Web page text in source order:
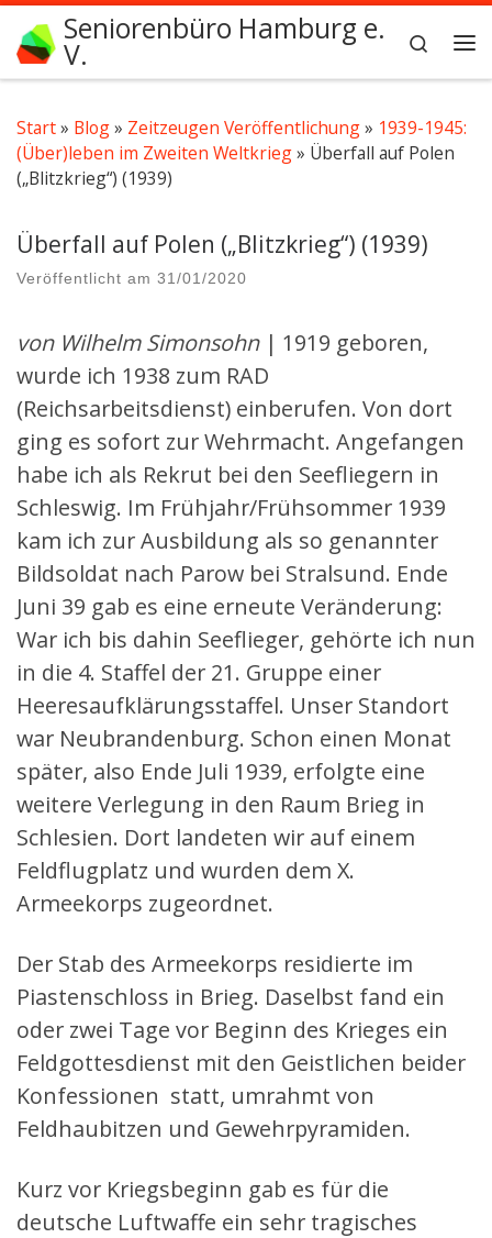
Zum Inhalt springen
Seniorenbüro Hamburg e.
V.
Search
Start» Blog» Zeitzeugen Veröffentlichung» 1939-1945:
(Über)leben im Zweiten Weltkrieg» Überfall auf Polen
(„Blitzkrieg“) (1939)
Überfall auf Polen („Blitzkrieg“) (1939)
Veröffentlicht am 31/01/2020
von Wilhelm Simonsohn| 1919 geboren,
wurde ich 1938 zum RAD
(Reichsarbeitsdienst) einberufen. Von dort
ging es sofort zur Wehrmacht. Angefangen
habe ich als Rekrut bei den Seefliegern in
Schleswig. Im Frühjahr/Frühsommer 1939
kam ich zur Ausbildung als so genannter
Bildsoldat nach Parow bei Stralsund. Ende
Juni 39 gab es eine erneute Veränderung:
War ich bis dahin Seeflieger, gehörte ich nun
in die 4. Staffel der 21. Gruppe einer
Heeresaufklärungsstaffel. Unser Standort
war Neubrandenburg. Schon einen Monat
später, also Ende Juli 1939, erfolgte eine
weitere Verlegung in den Raum Brieg in
Schlesien. Dort landeten wir auf einem
Feldflugplatz und wurden dem X.
Armeekorps zugeordnet.
Der Stab des Armeekorps residierte im
Piastenschloss in Brieg. Daselbst fand ein
oder zwei Tage vor Beginn des Krieges ein
Feldgottesdienst mit den Geistlichen beider
Konfessionen statt, umrahmt von
Feldhaubitzen und Gewehrpyramiden.
Kurz vor Kriegsbeginn gab es für die
deutsche Luftwaffe ein sehr tragisches